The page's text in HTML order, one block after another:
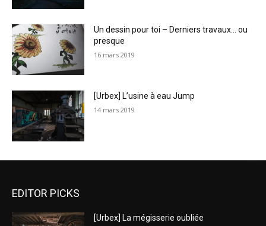
Un dessin pour toi – Derniers travaux… ou
presque
16 mars 2019
[Urbex] L’usine à eau Jump
14 mars 2019
EDITOR PICKS
[Urbex] La mégisserie oubliée